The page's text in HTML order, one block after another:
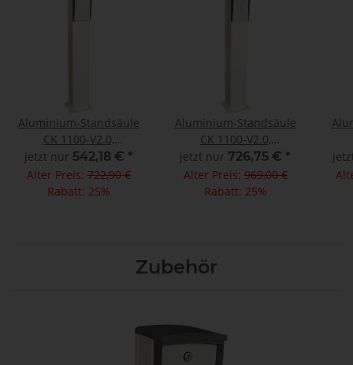
Aluminium-Standsäule
CK 1100-V2.0,
Abdeckung in RAL 7016
jetzt nur 542,18 € *
Alter Preis:722,90 €
Rabatt: 25%
Aluminium-Standsäule
CK 1100-V2.0,
Abdeckung in RAL 7016,
Tastaturschloß 3-Kanal
jetzt nur 726,75 € *
Alter Preis:969,00 €
Rabatt: 25%
Zubehör